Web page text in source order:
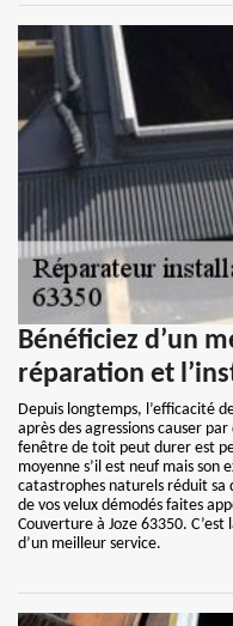
Bénéficiez d’un
réparation et
Depuis longtemps, l’efficacité
après des agressions causer
fenêtre de toit peut durer est
moyenne s’il est neuf mais son
catastrophes naturels réduit
de vos velux démodés faites
Couverture à Joze 63350.
d’un meilleur service.